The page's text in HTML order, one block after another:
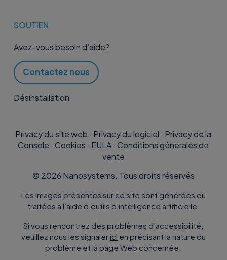
SOUTIEN
Avez-vous besoin d’aide?
Contactez nous
Désinstallation
Privacy du site web · Privacy du logiciel · Privacy de la
Console ·Cookies · EULA·Conditions générales de
vente
© 2026 Nanosystems. Tous droits réservés
Les images présentes sur ce site sont générées ou
traitées à l’aide d’outils d’intelligence artificielle.
Si vous rencontrez des problèmes d’accessibilité,
veuillez nous les signaler ici en précisant la nature du
problème et la page Web concernée.